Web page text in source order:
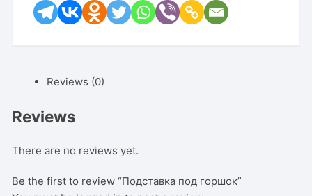
Reviews (0)
Reviews
There are no reviews yet.
Be the first to review “Подставка под горшок”